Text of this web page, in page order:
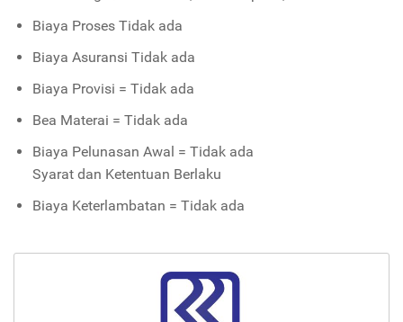
Biaya Proses Tidak ada
Biaya Asuransi Tidak ada
Biaya Provisi = Tidak ada
Bea Materai = Tidak ada
Biaya Pelunasan Awal = Tidak ada
Syarat dan Ketentuan Berlaku
Biaya Keterlambatan = Tidak ada